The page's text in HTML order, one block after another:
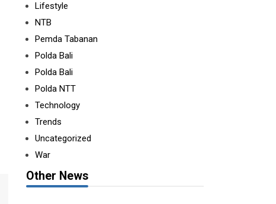
Lifestyle
NTB
Pemda Tabanan
Polda Bali
Polda Bali
Polda NTT
Technology
Trends
Uncategorized
War
Other News